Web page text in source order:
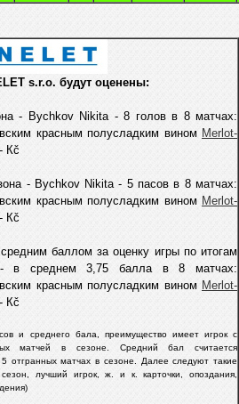
s.r.o. будут оценены:
- Bychkov Nikita - 8 голов в 8 матчах:
красным полусладким вином Merlot-
Кč
- Bychkov Nikita - 5 пасoв в 8 матчах:
красным полусладким вином Merlot-
Кč
баллом за оценку игры по итогам
-в среднем 3,75 балла в 8 матчах:
красным полусладким вином Merlot-
Кč
и среднего бала, преимущество имеет игрок с
матчей в сезоне. Cредний бал считается
отгранных матчax в сезоне.
Далее следуют такие
лучший игрок, ж. и к. карточки, опоздания,